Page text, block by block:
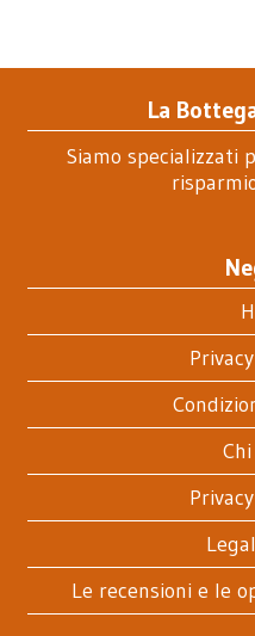
La
Siamo
Le recensioni e le